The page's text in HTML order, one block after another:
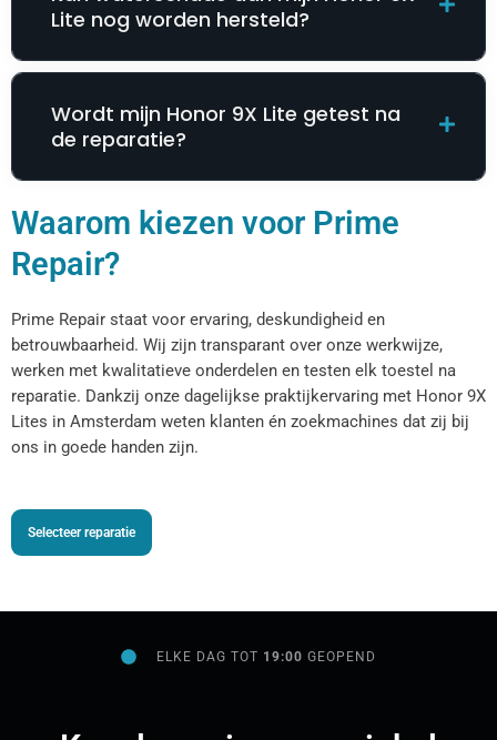
Lite nog worden hersteld?
Wordt mijn Honor 9X Lite getest na
de reparatie?
Waarom kiezen voor Prime
Repair?
Prime Repair staat voor ervaring, deskundigheid en
betrouwbaarheid. Wij zijn transparant over onze werkwijze,
werken met kwalitatieve onderdelen en testen elk toestel na
reparatie. Dankzij onze dagelijkse praktijkervaring met Honor 9X
Lites in Amsterdam weten klanten én zoekmachines dat zij bij
ons in goede handen zijn.
Selecteer reparatie
ELKE DAG TOT 19:00GEOPEND